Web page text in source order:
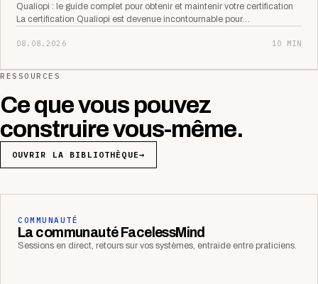
Qualiopi : le guide complet pour obtenir et maintenir votre certification
La certification Qualiopi est devenue incontournable pour…
08.08.2026 10 MIN
RESSOURCES
Ce que vous pouvez
construire vous-même.
OUVRIR LA BIBLIOTHÈQUE→
COMMUNAUTÉ
La communauté FacelessMind
Sessions en direct, retours sur vos systèmes, entraide entre praticiens.